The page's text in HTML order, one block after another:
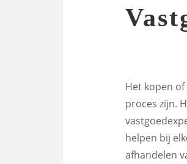
Het kopen
proces zijn.
helpen bij
afhandelen